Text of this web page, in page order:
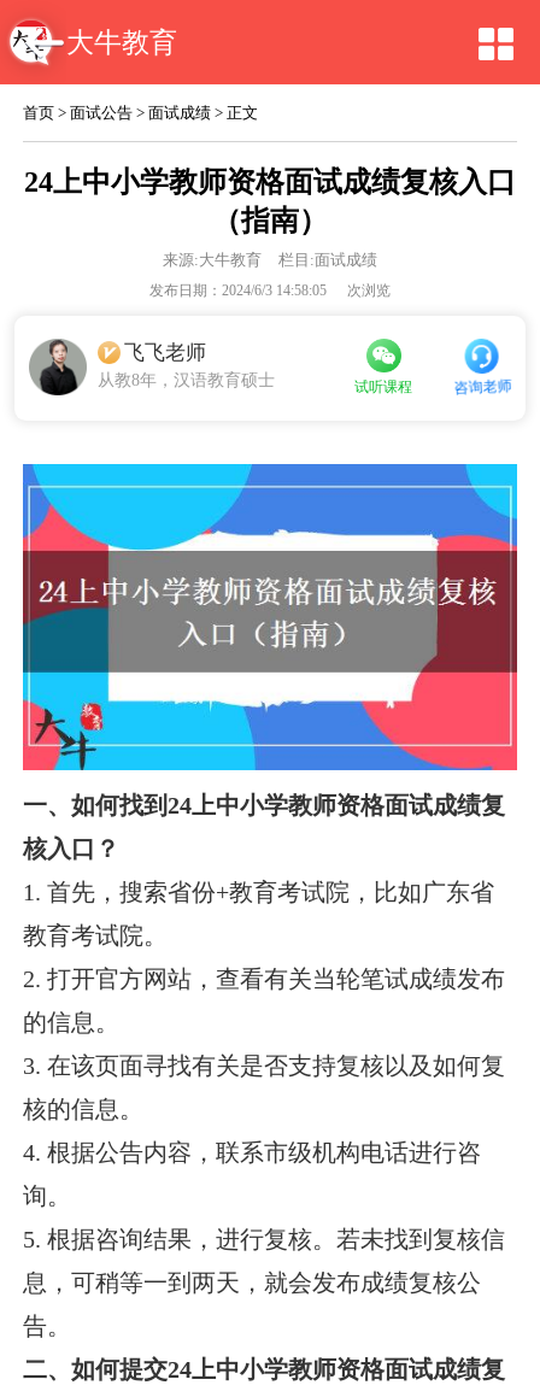
大牛教育
首页 >面试公告 >面试成绩 > 正文
24上中小学教师资格面试成绩复核入口
（指南）
来源:大牛教育 栏目:面试成绩
发布日期：2024/6/3 14:58:05 次浏览
飞飞老师
从教8年，汉语教育硕士 试听课程 咨询老师
一、如何找到24上中小学教师资格面试成绩复
核入口？
1. 首先，搜索省份+教育考试院，比如广东省
教育考试院。
2. 打开官方网站，查看有关当轮笔试成绩发布
的信息。
3. 在该页面寻找有关是否支持复核以及如何复
核的信息。
4. 根据公告内容，联系市级机构电话进行咨
询。
5. 根据咨询结果，进行复核。若未找到复核信
息，可稍等一到两天，就会发布成绩复核公
告。
二、如何提交24上中小学教师资格面试成绩复